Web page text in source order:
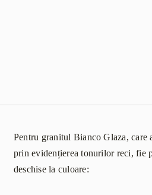
Pentru granitul Bianco Glaza, care
prin evidențierea tonurilor reci, fie
deschise la culoare: